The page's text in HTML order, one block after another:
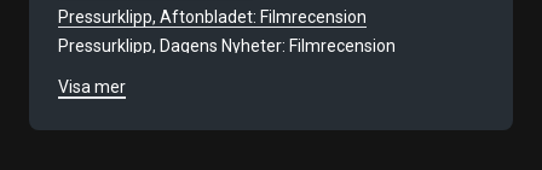
Pressurklipp, Aftonbladet: Filmrecension
Pressurklipp, Dagens Nyheter: Filmrecension
Pressurklipp, Expressen: Filmrecension
Pressurklipp, Nöjesguiden: Filmrecension
Visa mer